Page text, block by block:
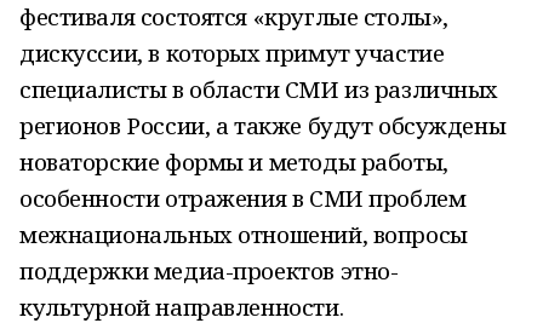
фестиваля состоятся «круглые столы»,
дискуссии, в которых примут участие
специалисты в области СМИ из различных
регионов России, а также будут обсуждены
новаторские формы и методы работы,
особенности отражения в СМИ проблем
межнациональных отношений, вопросы
поддержки медиа-проектов этно-
культурной направленности.